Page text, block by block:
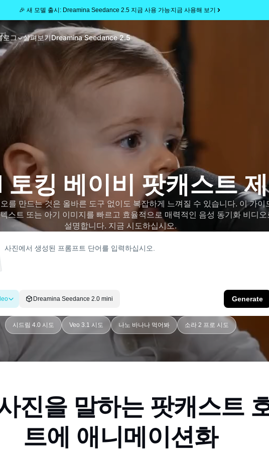
🎉 새 모델 출시: Dreamina Seedance 2.5 지금 사용 가능 지금 사용해 보기
로그 살펴보기Dreamina Seedance 2.5
토킹 베이비 팟캐스트
를 만드는 것은 올바른 도구 없이도 복잡하게 느껴질 수 있습니다. 이 가이
스트 또는 아기 이미지를 빠르고 효율적으로 매력적인 음성 동기화 비디
설명합니다. 지금 시도하십시오.
Dreamina Seedance 2.0 mini Generate
시드림 4.0 시도 Veo 3.1 시도 나노 바나나 먹어봐 소라 2 프로 시도
진을 말하는 팟캐스트
트에 애니메이션화